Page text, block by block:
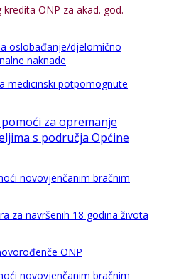
ONP za akad. god.
oslobađanje/djelomično
naknade
medicinski potpomognute
za opremanje
s područja Općine
novovjenčanim bračnim
za navršenih 18 godina života
ONP
novovjenčanim bračnim